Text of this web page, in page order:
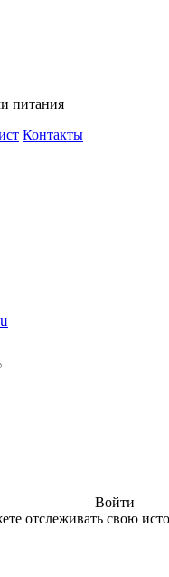
питания
Контакты
Войти
отслеживать свою